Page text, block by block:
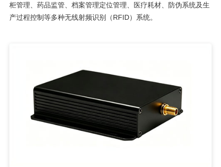
柜管理、药品监管、档案管理定位管理、医疗耗材、防伪系统及生
产过程控制等多种无线射频识别（RFID）系统。